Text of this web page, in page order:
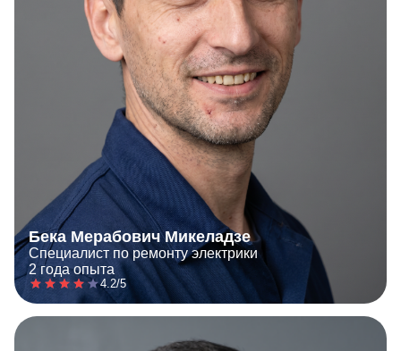
Бека Мерабович Микеладзе
Специалист по ремонту электрики
2 года опыта
4.2/5